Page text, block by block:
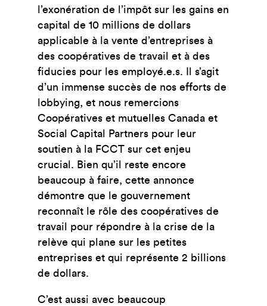
l’exonération de l’impôt sur les gains en
capital de 10 millions de dollars
applicable à la vente d’entreprises à
des coopératives de travail et à des
fiducies pour les employé.e.s. Il s’agit
d’un immense succès de nos efforts de
lobbying, et nous remercions
Coopératives et mutuelles Canada et
Social Capital Partners pour leur
soutien à la FCCT sur cet enjeu
crucial. Bien qu’il reste encore
beaucoup à faire, cette annonce
démontre que le gouvernement
reconnaît le rôle des coopératives de
travail pour répondre à la crise de la
relève qui plane sur les petites
entreprises et qui représente 2 billions
de dollars.
C’est aussi avec beaucoup